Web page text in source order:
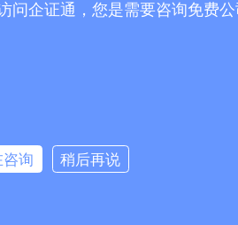
问企证通，您是需要咨询免费
询 稍后再说